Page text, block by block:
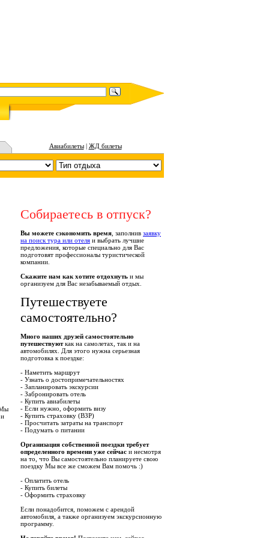
Авиабилеты| ЖД билеты
Мы
Собираетесь в отпуск?
Вы можете сэкономить время , заполнив заявку
на поиск тура или отеля и выбрать лучшие
предложения, которые специально для Вас
подготовят профессионалы туристической
компании.
Скажите нам как хотите отдохнуть и мы
организуем для Вас незабываемый отдых.
Путешествуете
самостоятельно?
Много наших друзей самостоятельно
путешествуюткак на самолетах, так и на
автомобилях. Для этого нужна серьезная
подготовка к поездке:
- Наметить маршрут
- Узнать о достопримечательностях
- Запланировать экскурсии
- Забронировать отель
- Купить авиабилеты
- Если нужно, оформить визу
- Купить страховку (ВЗР)
- Просчитать затраты на транспорт
- Подумать о питании
Организация собственной поездки требует
определенного времени уже сейчас и несмотря
на то, что Вы самостоятельно планируете свою
поездку Мы все же сможем Вам помочь :)
- Оплатить отель
- Купить билеты
- Оформить страховку
Если понадобится, поможем с арендой
автомобиля, а также организуем экскурсионную
программу.